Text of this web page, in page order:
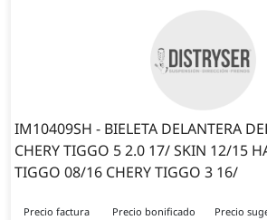
IM10409SH - BIELETA DELANTERA
CHERY TIGGO 5 2.0 17/ SKIN 12/15
TIGGO 08/16 CHERY TIGGO 3 16/
Precio factura
Precio bonificado
Precio